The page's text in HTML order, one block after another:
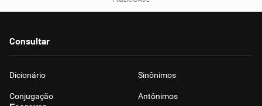
Consultar
Dicionário Sinônimos
Conjugação Antônimos